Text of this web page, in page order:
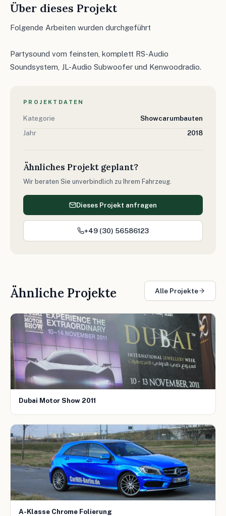
Über dieses Projekt
Folgende Arbeiten wurden durchgeführt
Partysound vom feinsten, komplett RS-Audio
Soundsystem, JL-Audio Subwoofer und Kenwoodradio.
PROJEKTDATEN
Kategorie
Showcarumbauten
Jahr
2018
Ähnliches Projekt geplant?
Wir beraten Sie unverbindlich zu Ihrem Fahrzeug.
Dieses Projekt anfragen
+49 (30) 56586123
Ähnliche Projekte Alle Projekte
Dubai Motor Show 2011
A-Klasse Chrome Folierung